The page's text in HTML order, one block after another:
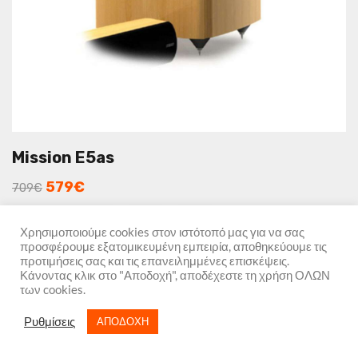
Mission E5as
709€ 579€
ΕΠΙΛΟΓΉ
Ενεργό υπογούφερ (Sealed Box) Η ζωντάνια του πνεύματος. Η
καινούρια σειρά της Mission, Ε5 ή Esprit Series, είναι ένα
Χρησιμοποιούμε cookies στον ιστότοπό μας για να σας
προσφέρουμε εξατομικευμένη εμπειρία, αποθηκεύουμε τις
προτιμήσεις σας και τις επανειλημμένες επισκέψεις.
Κάνοντας κλικ στο "Αποδοχή", αποδέχεστε τη χρήση ΟΛΩΝ
των cookies.
Ρυθμίσεις ΑΠΟΔΟΧΗ